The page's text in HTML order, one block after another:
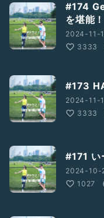
#174
を堪能！
2024-11-
3333
#173
2024-11-
3333
#171 い
2024-10-
1027